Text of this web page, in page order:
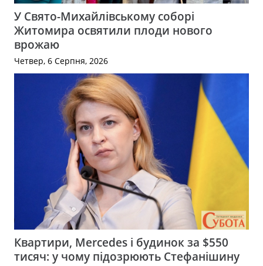
У Свято-Михайлівському соборі
Житомира освятили плоди нового
врожаю
Четвер, 6 Серпня, 2026
Квартири, Mercedes і будинок за $550
тисяч: у чому підозрюють Стефанішину